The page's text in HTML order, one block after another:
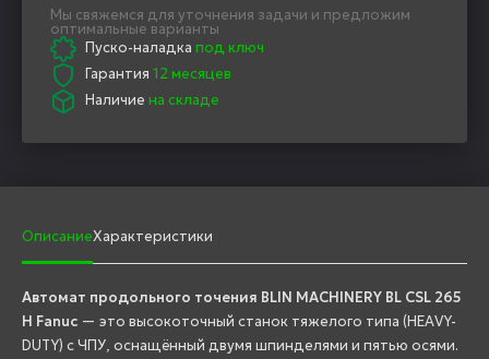
Мы свяжемся для уточнения задачи и предложим
оптимальные варианты
Пуско-наладка под ключ
Гарантия 12 месяцев
Наличие на складе
ОписаниеХарактеристики
Автомат продольного точения BLIN MACHINERY BL CSL 265
H Fanuc — это высокоточный станок тяжелого типа (HEAVY-
DUTY) с ЧПУ, оснащённый двумя шпинделями и пятью осями.